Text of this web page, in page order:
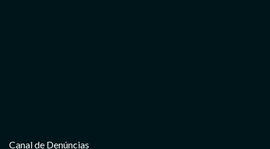
Canal de Denúncias